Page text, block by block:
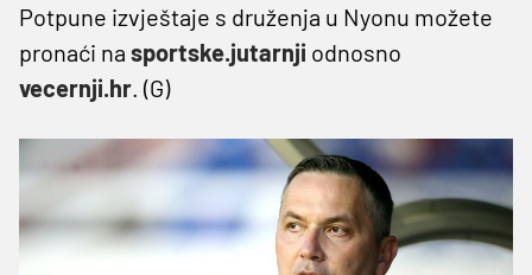
Potpune izvještaje s druženja u Nyonu možete
pronaći na sportske.jutarnji odnosno
vecernji.hr. (G)